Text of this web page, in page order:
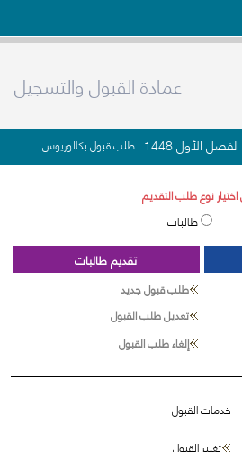
عمادة القبول والتسجيل
الفصل الأول 1448 طلب قبول بكالوريوس
نوع طلب التقديم
طالبات
تقديم طالبات
طلب قبول جديد
تعديل طلب القبول
إلغاء طلب القبول
خدمات القبول
تغيير القبول